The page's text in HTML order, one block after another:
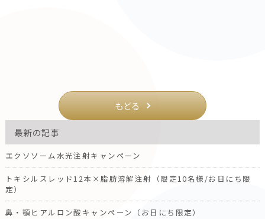
もどる
最新の記事
エクソソーム水光注射キャンペーン
トキシルスレッド12本×脂肪溶解注射（限定10名様/お日にち限
定）
鼻・顎ヒアルロン酸キャンペーン（お日にち限定）